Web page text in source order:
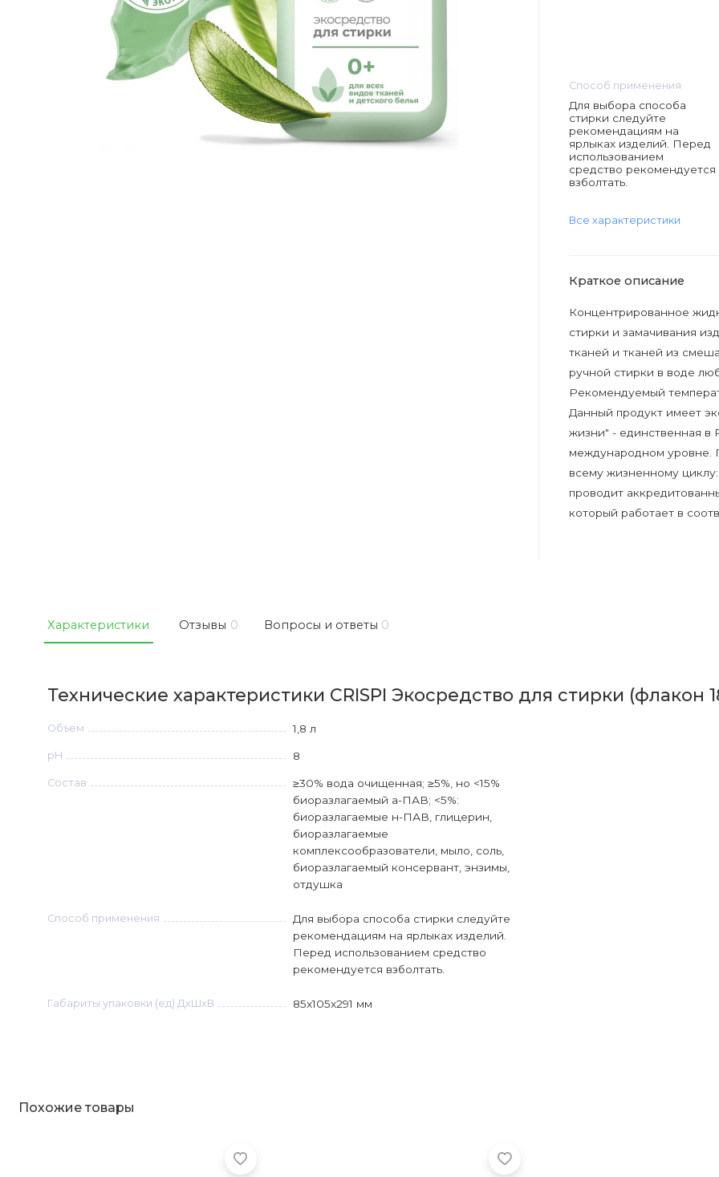
Способ применения
Для выбора способа
стирки следуйте
рекомендациям на
ярлыках изделий. Перед
использованием
средство рекомендуется
взболтать.
Все характеристики
Краткое описание
Концентрированное
стирки и замачивания
тканей и тканей из
ручной стирки в воде
Рекомендуемый
Данный продукт имеет
жизни" - единственная в
международном уровне.
всему жизненному
проводит
который работает в
Характеристики Отзывы 0 Вопросы и ответы 0
Технические характеристики CRISPI Экосредство для стирки (флакон
Объем 1,8 л
рН 8
Состав
≥30% вода очищенная; ≥5%, но <15%
биоразлагаемый а-ПАВ; <5%:
биоразлагаемые н-ПАВ, глицерин,
биоразлагаемые
комплексообразователи, мыло, соль,
биоразлагаемый консервант, энзимы,
отдушка
Способ применения
Для выбора способа стирки следуйте
рекомендациям на ярлыках изделий.
Перед использованием средство
рекомендуется взболтать.
Габариты упаковки (ед) ДхШхВ 85x105x291 мм
Похожие товары